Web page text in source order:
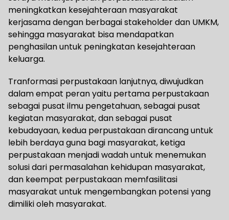
meningkatkan kesejahteraan masyarakat
kerjasama dengan berbagai stakeholder dan UMKM,
sehingga masyarakat bisa mendapatkan
penghasilan untuk peningkatan kesejahteraan
keluarga.
Tranformasi perpustakaan lanjutnya, diwujudkan
dalam empat peran yaitu pertama perpustakaan
sebagai pusat ilmu pengetahuan, sebagai pusat
kegiatan masyarakat, dan sebagai pusat
kebudayaan, kedua perpustakaan dirancang untuk
lebih berdaya guna bagi masyarakat, ketiga
perpustakaan menjadi wadah untuk menemukan
solusi dari permasalahan kehidupan masyarakat,
dan keempat perpustakaan memfasilitasi
masyarakat untuk mengembangkan potensi yang
dimiliki oleh masyarakat.